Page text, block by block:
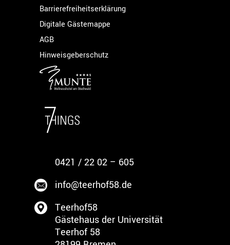
Barrierefreiheitserklärung
Digitale Gästemappe
AGB
Hinweisgeberschutz
0421 / 22 02 – 605
info@teerhof58.de
Teerhof58
Gästehaus der Universität
Teerhof 58